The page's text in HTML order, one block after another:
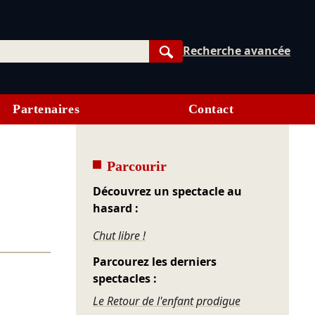
Rechercher
Recherche avancée
Partenaires Contact
Parcourir
Découvrez un spectacle au
hasard :
Chut libre !
Parcourez les derniers
spectacles :
Le Retour de l'enfant prodigue